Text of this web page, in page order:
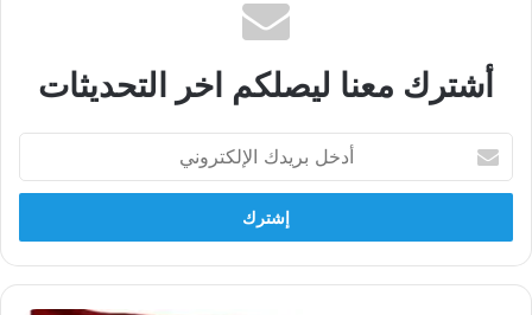
أشترك معنا ليصلكم اخر التحديثات
بريدك
الإلكتروني